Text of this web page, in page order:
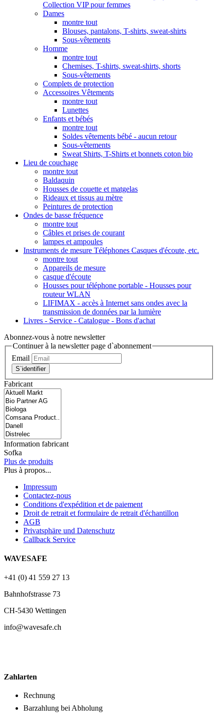
Collection VIP pour femmes
Dames
montre tout
Blouses, pantalons, T-shirts, sweat-shirts
Sous-vêtements
Homme
montre tout
Chemises, T-shirts, sweat-shirts, shorts
Sous-vêtements
Complets de protection
Accessoires Vêtements
montre tout
Lunettes
Enfants et bébés
montre tout
Soldes vêtements bébé - aucun retour
Sous-vêtements
Sweat Shirts, T-Shirts et bonnets coton bio
Lieu de couchage
montre tout
Baldaquin
Housses de couette et matgelas
Rideaux et tissus au mètre
Peintures de protection
Ondes de basse fréquence
montre tout
Câbles et prises de courant
lampes et ampoules
Instruments de mesure Téléphones Casques d'écoute, etc.
montre tout
Appareils de mesure
casque d'écoute
Housses pour téléphone portable - Housses pour
routeur WLAN
LIFIMAX - accès à Internet sans ondes avec la
transmission de données par la lumière
Livres - Service - Catalogue - Bons d'achat
Abonnez-vous à notre newsletter
Continuer à la newsletter page d`abonnement
Email
S`identifier
Fabricant
Information fabricant
Sofka
Plus de produits
Plus à propos...
Impressum
Contactez-nous
Conditions d'expédition et de paiement
Droit de retrait et formulaire de retrait d'échantillon
AGB
Privatsphäre und Datenschutz
Callback Service
WAVESAFE
+41 (0) 41 559 27 13
Bahnhofstrasse 73
CH-5430 Wettingen
info@wavesafe.ch
Zahlarten
Rechnung
Barzahlung bei Abholung